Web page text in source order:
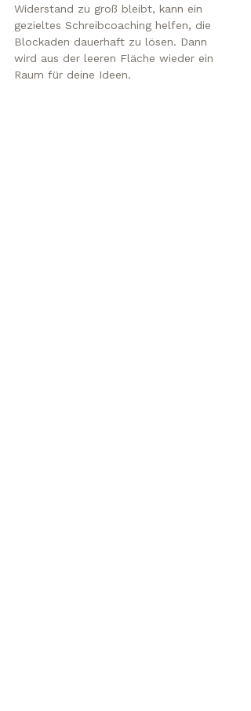
Widerstand zu groß bleibt, kann ein
gezieltes Schreibcoaching helfen, die
Blockaden dauerhaft zu lösen. Dann
wird aus der leeren Fläche wieder ein
Raum für deine Ideen.